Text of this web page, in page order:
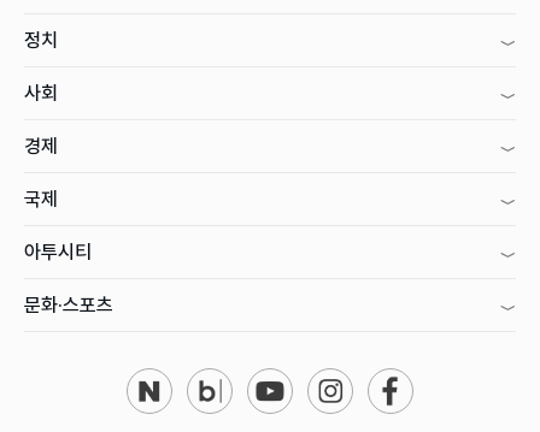
정치
사회
경제
국제
아투시티
문화·스포츠